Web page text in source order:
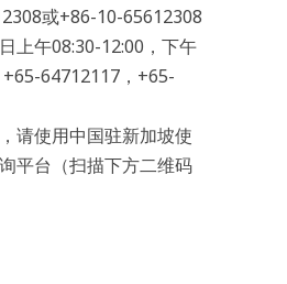
或+86-10-65612308
上午08:30-12:00，下午
64712117，+65-
请使用中国驻新加坡使
平台（扫描下方二维码